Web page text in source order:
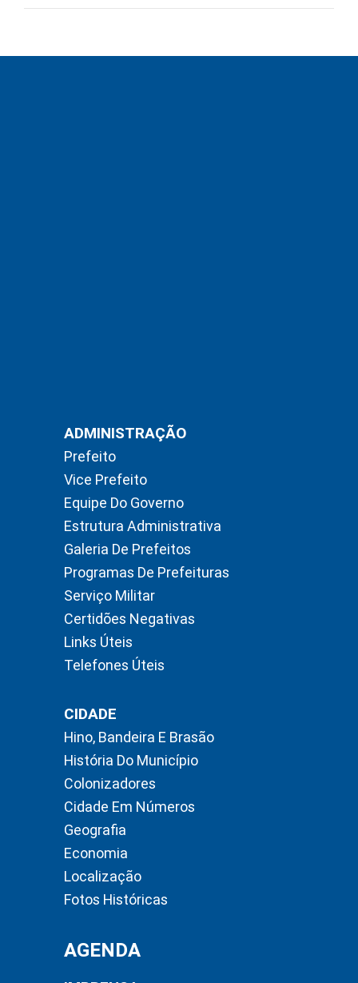
ADMINISTRAÇÃO
Prefeito
Vice Prefeito
Equipe Do Governo
Estrutura Administrativa
Galeria De Prefeitos
Programas De Prefeituras
Serviço Militar
Certidões Negativas
Links Úteis
Telefones Úteis
CIDADE
Hino, Bandeira E Brasão
História Do Município
Colonizadores
Cidade Em Números
Geografia
Economia
Localização
Fotos Históricas
AGENDA